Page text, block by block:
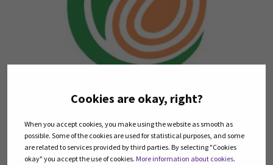
Cookies are okay, right?
When you accept cookies, you make using the website as smooth as
possible. Some of the cookies are used for statistical purposes, and some
are related to services provided by third parties. By selecting "Cookies
okay" you accept the use of cookies. More information about cookies.
DigiBiogasHubs julkaisut